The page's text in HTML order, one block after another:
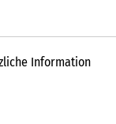
Information